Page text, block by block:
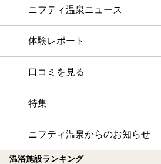
ニフティ温泉ニュース
体験レポート
口コミを見る
特集
ニフティ温泉からのお知らせ
温浴施設ランキング